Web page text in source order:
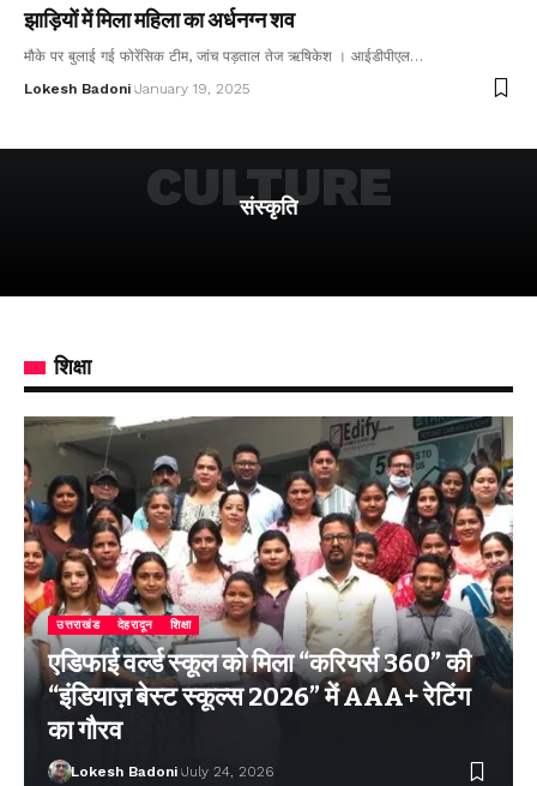
झाड़ियों में मिला महिला का अर्धनग्न शव
मौके पर बुलाई गई फोरेंसिक टीम, जांच पड़ताल तेज ऋषिकेश । आईडीपीएल…
Lokesh Badoni January 19, 2025
संस्कृति
CULTURE
शिक्षा
उत्तराखंड देहरादून शिक्षा
एडिफाई वर्ल्ड स्कूल को मिला “करियर्स 360” की
“इंडियाज़ बेस्ट स्कूल्स 2026” में AAA+ रेटिंग
का गौरव
Lokesh Badoni July 24, 2026